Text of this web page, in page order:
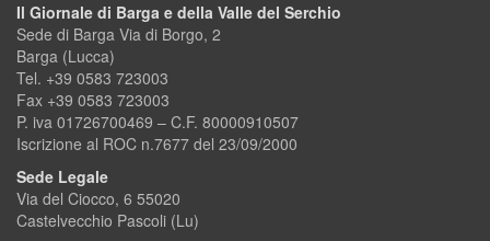
Il Giornale di Barga e della Valle del Serchio
Sede di Barga Via di Borgo, 2
Barga (Lucca)
Tel. +39 0583 723003
Fax +39 0583 723003
P. iva 01726700469 – C.F. 80000910507
Iscrizione al ROC n.7677 del 23/09/2000
Sede Legale
Via del Ciocco, 6 55020
Castelvecchio Pascoli (Lu)